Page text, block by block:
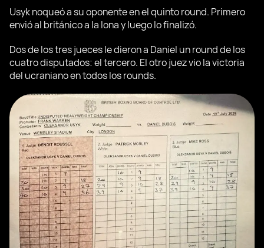
Usyk noqueó a su oponente en el quinto round. Primero
envió al británico a la lona y luego lo finalizó.
Dos de los tres jueces le dieron a Daniel un round de los
cuatro disputados: el tercero. El otro juez vio la victoria
del ucraniano en todos los rounds.